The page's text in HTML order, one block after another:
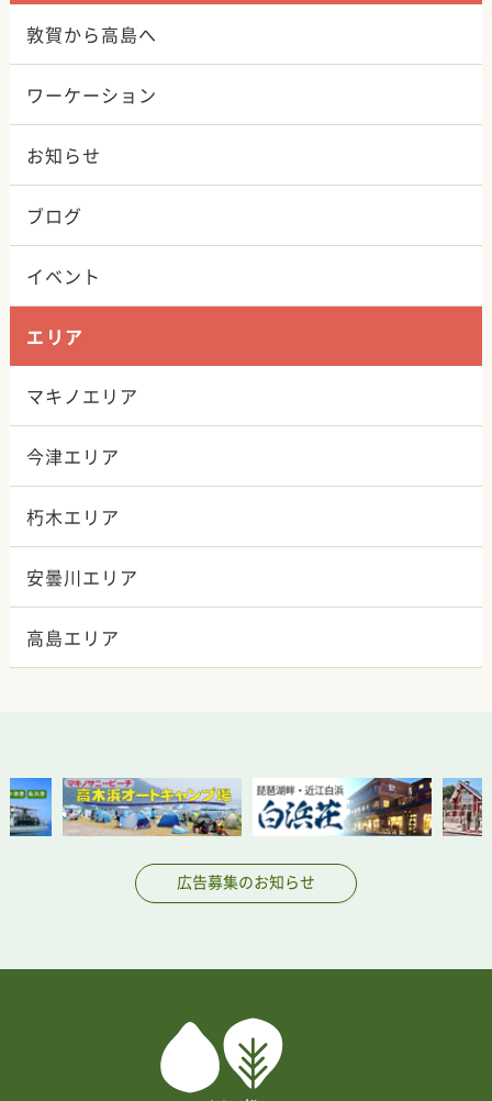
敦賀から高島へ
ワーケーション
お知らせ
ブログ
イベント
エリア
マキノエリア
今津エリア
朽木エリア
安曇川エリア
高島エリア
広告募集のお知らせ